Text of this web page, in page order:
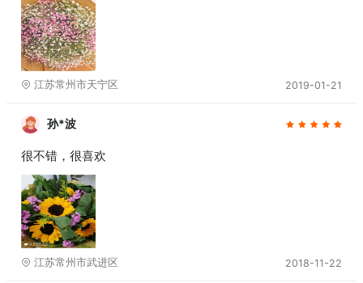
江苏常州市天宁区 2019-01-21
孙*波
很不错，很喜欢
江苏常州市武进区 2018-11-22